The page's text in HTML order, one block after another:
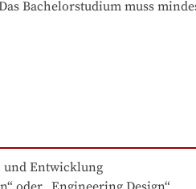
Bachelorstudium muss
und Entwicklung